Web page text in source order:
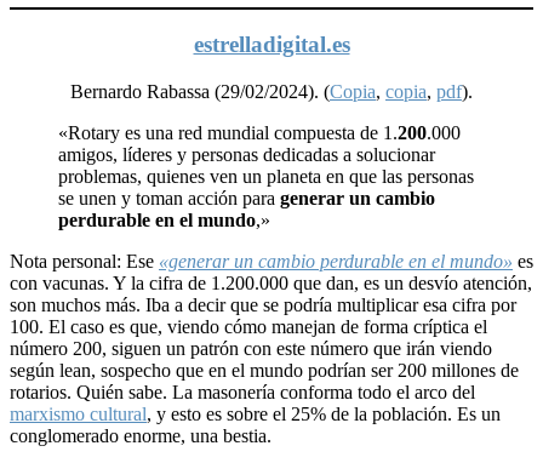
estrelladigital.es
Bernardo Rabassa (29/02/2024). (Copia, copia, pdf).
«Rotary es una red mundial compuesta de 1.200.000
amigos, líderes y personas dedicadas a solucionar
problemas, quienes ven un planeta en que las personas
se unen y toman acción para generar un cambio
perdurable en el mundo,»
Nota personal: Ese «generar un cambio perdurable en el mundo» es
con vacunas. Y la cifra de 1.200.000 que dan, es un desvío atención,
son muchos más. Iba a decir que se podría multiplicar esa cifra por
100. El caso es que, viendo cómo manejan de forma críptica el
número 200, siguen un patrón con este número que irán viendo
según lean, sospecho que en el mundo podrían ser 200 millones de
rotarios. Quién sabe. La masonería conforma todo el arco del
marxismo cultural, y esto es sobre el 25% de la población. Es un
conglomerado enorme, una bestia.